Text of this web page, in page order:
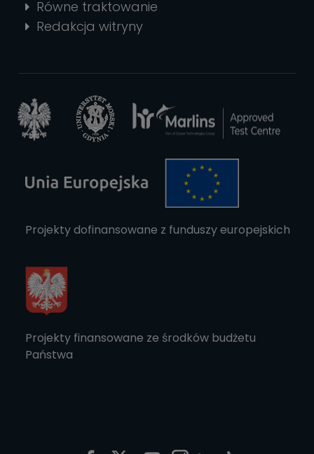
Równe traktowanie
Redakcja witryny
Projekty dofinansowane z funduszy europejskich
Projekty finansowane ze środków budżetu
Państwa